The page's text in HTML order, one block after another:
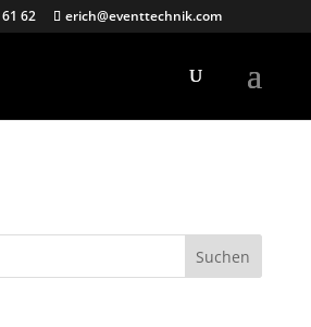
62 erich@eventtechnik.com